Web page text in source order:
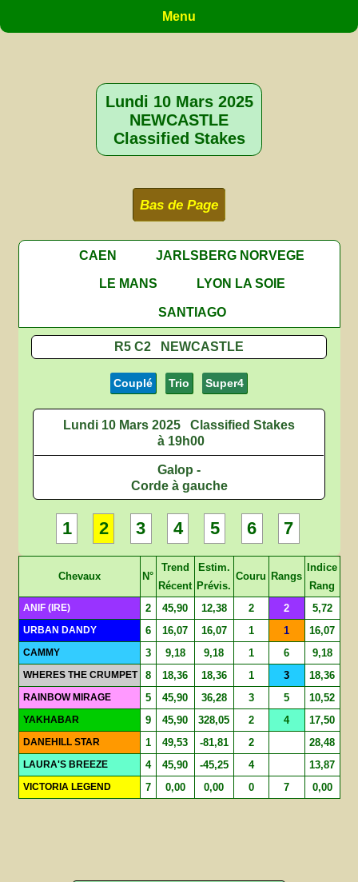
Menu
Lundi 10 Mars 2025
NEWCASTLE
Classified Stakes
Bas de Page
CAEN
JARLSBERG NORVEGE
LE MANS
LYON LA SOIE
SANTIAGO
R5 C2 NEWCASTLE
Couplé Trio Super4
Lundi 10 Mars 2025
Classified Stakes
à 19h00
Galop -
Corde à gauche
1 2 3 4 5 6 7
Chevaux N°
Trend
Récent
Estim.
Prévis.
Couru Rangs
Indice
Rang
ANIF (IRE) 2 45,90 12,38 2 2 5,72
URBAN DANDY 6 16,07 16,07 1 1 16,07
CAMMY 3 9,18 9,18 1 6 9,18
WHERES THE CRUMPET 8 18,36 18,36 1 3 18,36
RAINBOW MIRAGE 5 45,90 36,28 3 5 10,52
YAKHABAR 9 45,90 328,05 2 4 17,50
DANEHILL STAR 1 49,53 -81,81 2 28,48
LAURA'S BREEZE 4 45,90 -45,25 4 13,87
VICTORIA LEGEND 7 0,00 0,00 0 7 0,00